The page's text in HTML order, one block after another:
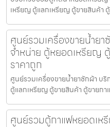
เหรียญ ตู้แลกเหรียญ ตู้ขายสินค้า
ศูนย์รวมเครื่องขายน้ำย
จำหน่าย ตู้หยอดเหรียญ
ราคาถูก
ศูนย์รวมเครื่องขายน้ำยาซักผ้า บ
ตู้แลกเหรียญ ตู้ขายสินค้า ตู้ขายก
ศูนย์รวมตู้กาแฟหยอดเ